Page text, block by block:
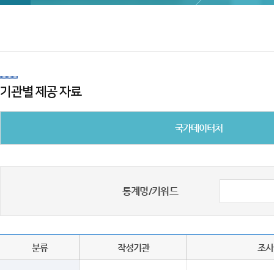
기관별 제공 자료
국가데이터처
통계명/키워드
분류 작성기관 조